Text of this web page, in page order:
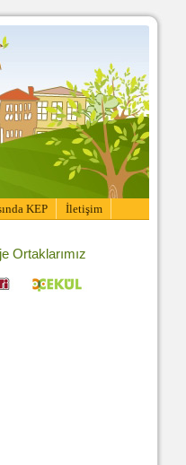
KEP İletişim
Ortaklarımız